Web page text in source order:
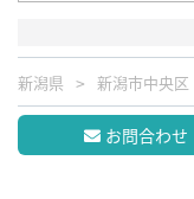
新潟県 新潟市中央区
お問合わせ